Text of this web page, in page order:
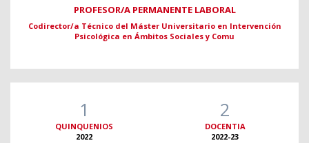
PROFESOR/A PERMANENTE LABORAL
Codirector/a Técnico del Máster Universitario en Intervención
Psicológica en Ámbitos Sociales y Comu
1
QUINQUENIOS
2022
2
DOCENTIA
2022-23